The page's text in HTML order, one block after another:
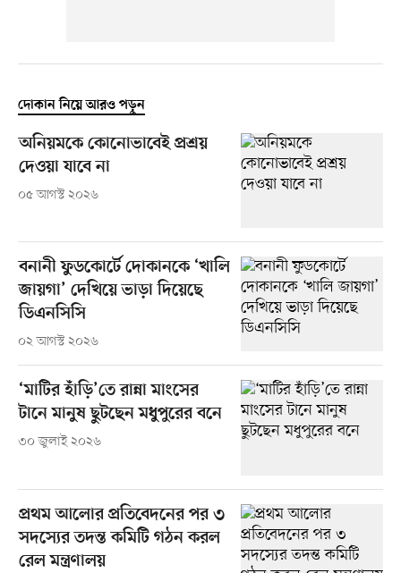
দোকান নিয়ে আরও পড়ুন
অনিয়মকে কোনোভাবেই প্রশ্রয়
দেওয়া যাবে না
০৫ আগস্ট ২০২৬
বনানী ফুডকোর্টে দোকানকে ‘খালি
জায়গা’ দেখিয়ে ভাড়া দিয়েছে
ডিএনসিসি
০২ আগস্ট ২০২৬
‘মাটির হাঁড়ি’তে রান্না মাংসের
টানে মানুষ ছুটছেন মধুপুরের বনে
৩০ জুলাই ২০২৬
প্রথম আলোর প্রতিবেদনের পর ৩
সদস্যের তদন্ত কমিটি গঠন করল
রেল মন্ত্রণালয়